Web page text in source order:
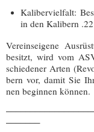
Kali­ber­viel­falt:
in den Kali­bern
Ver­eins­ei­ge­ne
besitzt, wird vom
schie­de­ner Arten
bern vor, damit Sie
nen begin­nen können.